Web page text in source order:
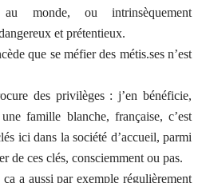
au monde, ou intrinsèquement
et prétentieux.
que se méfier des métis.ses n’est
des privilèges : j’en bénéficie,
famille blanche, française, c’est
ici dans la société d’accueil, parmi
de ces clés, consciemment ou pas.
a aussi par exemple régulièrement